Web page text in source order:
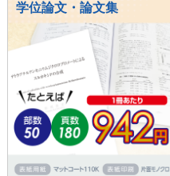
学位論文・論文集